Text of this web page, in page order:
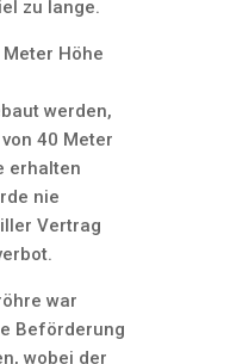
zu lange.
Höhe
werden,
40 Meter
erhalten
nie
Vertrag
war
Beförderung
wobei der